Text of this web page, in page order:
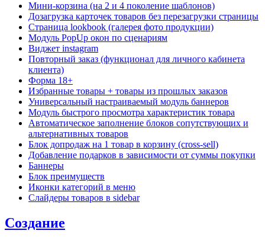
Мини-корзина (на 2 и 4 поколение шаблонов)
Дозагрузка карточек товаров без перезагрузки страницы
Страница lookbook (галерея фото продукции)
Модуль PopUp окон по сценариям
Виджет instagram
Повторный заказ (функционал для личного кабинета
клиента)
Форма 18+
Избранные товары + товары из прошлых заказов
Универсальный настраиваемый модуль баннеров
Модуль быстрого просмотра характеристик товара
Автоматическое заполнение блоков сопутствующих и
альтернативных товаров
Блок допродаж на 1 товар в корзину (cross-sell)
Добавление подарков в зависимости от суммы покупки
Баннеры
Блок преимуществ
Иконки категорий в меню
Слайдеры товаров в sidebar
Создание